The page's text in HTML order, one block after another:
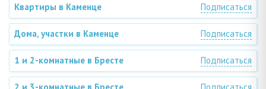
Квартиры в Каменце Подписаться
Дома, участки в Каменце Подписаться
1 и 2-комнатные в Бресте Подписаться